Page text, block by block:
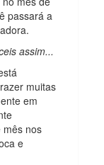
passará a
assim...
muitas
em
mês nos
e